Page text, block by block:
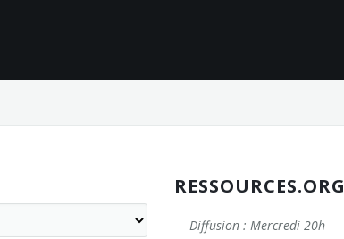
RESSOURCES.ORG
Diffusion : Mercredi 20h